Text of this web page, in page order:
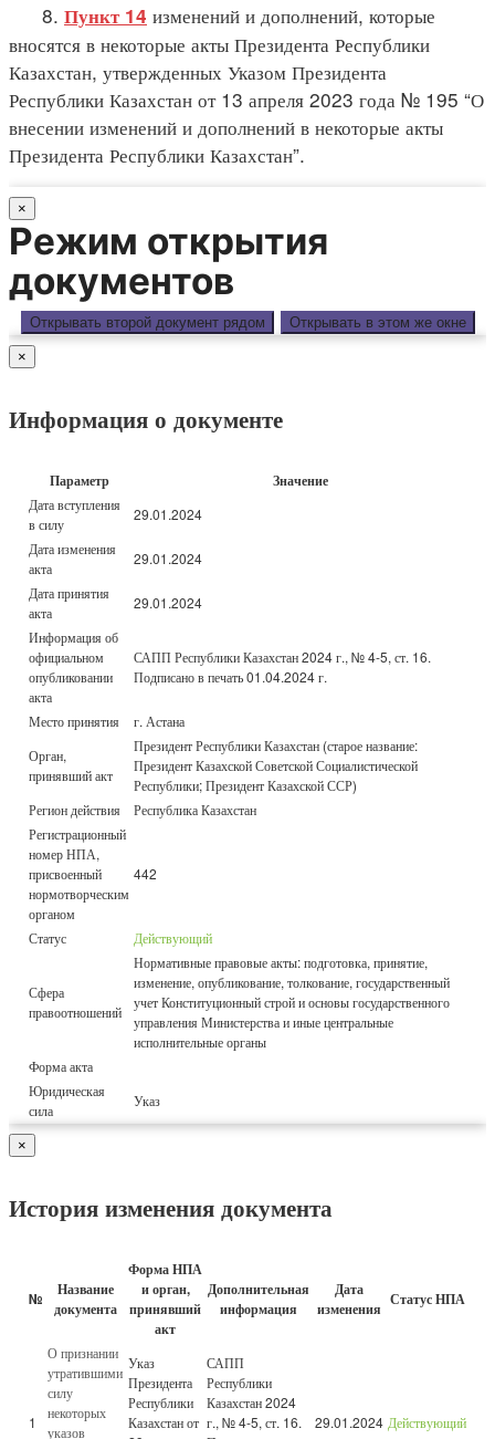
8. Пункт 14 изменений и дополнений, которые
вносятся в некоторые акты Президента Республики
Казахстан, утвержденных Указом Президента
Республики Казахстан от 13 апреля 2023 года № 195 “О
внесении изменений и дополнений в некоторые акты
Президента Республики Казахстан”.
×
Режим открытия
документов
Открывать второй документ рядом Открывать в этом же окне
×
Информация о документе
Параметр Значение
Дата вступления
в силу
29.01.2024
Дата изменения
акта
29.01.2024
Дата принятия
акта
29.01.2024
Информация об
официальном
опубликовании
акта
САПП Республики Казахстан 2024 г., № 4-5, ст. 16.
Подписано в печать 01.04.2024 г.
Место принятия
г. Астана
Орган,
принявший акт
Президент Республики Казахстан (старое название:
Президент Казахской Советской Социалистической
Республики; Президент Казахской ССР)
Регион действия
Республика Казахстан
Регистрационный
номер НПА,
присвоенный
нормотворческим
органом
442
Статус Действующий
Сфера
правоотношений
Нормативные правовые акты: подготовка, принятие,
изменение, опубликование, толкование, государственный
учет Конституционный строй и основы государственного
управления Министерства и иные центральные
исполнительные органы
Форма акта
Юридическая
сила
Указ
×
История изменения документа
№
Название
документа
Форма НПА
и орган,
принявший
акт
Дополнительная
информация
Дата
изменения Статус НПА
1
О признании
утратившими
силу
некоторых
указов
Указ
Президента
Республики
Казахстан от
САПП
Республики
Казахстан 2024
г., № 4-5, ст. 16.
29.01.2024 Действующий